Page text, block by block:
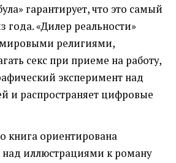
гарантирует, что это самый
года. «Дилер реальности»
религиями,
секс при приеме на работу,
эксперимент над
и распространяет цифровые
книга ориентирована
над иллюстрациями к роману